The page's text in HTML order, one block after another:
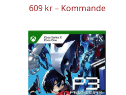
609 kr – Kommande